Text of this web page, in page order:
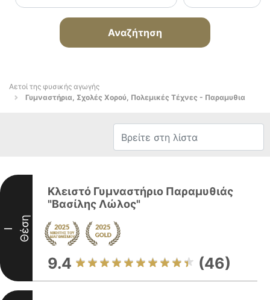
Αναζήτηση
Αετοί της φυσικής αγωγής
Γυμναστήρια, Σχολές Χορού, Πολεμικές Τέχνες - Παραμυθια
I Θέση
Κλειστό Γυμναστήριο Παραμυθιάς
"Βασίλης Λώλος"
9.4 (46)